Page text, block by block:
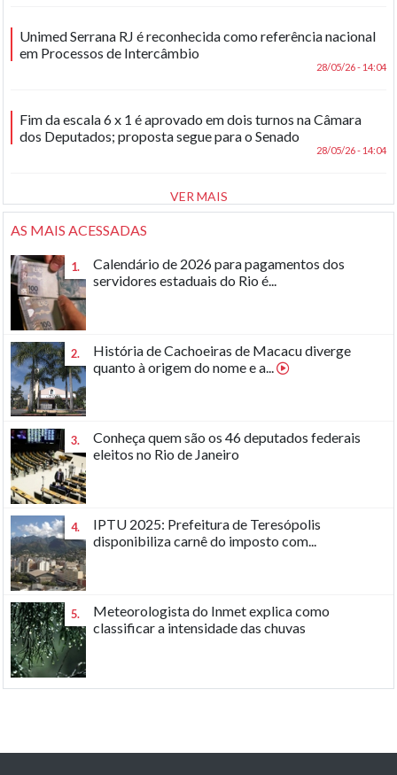
Unimed Serrana RJ é reconhecida como referência nacional
em Processos de Intercâmbio
28/05/26 - 14:04
Fim da escala 6 x 1 é aprovado em dois turnos na Câmara
dos Deputados; proposta segue para o Senado
28/05/26 - 14:04
VER MAIS
AS MAIS ACESSADAS
1.
Calendário de 2026 para pagamentos dos
servidores estaduais do Rio é...
2.
História de Cachoeiras de Macacu diverge
quanto à origem do nome e a...
3.
Conheça quem são os 46 deputados federais
eleitos no Rio de Janeiro
4.
IPTU 2025: Prefeitura de Teresópolis
disponibiliza carnê do imposto com...
5.
Meteorologista do Inmet explica como
classificar a intensidade das chuvas